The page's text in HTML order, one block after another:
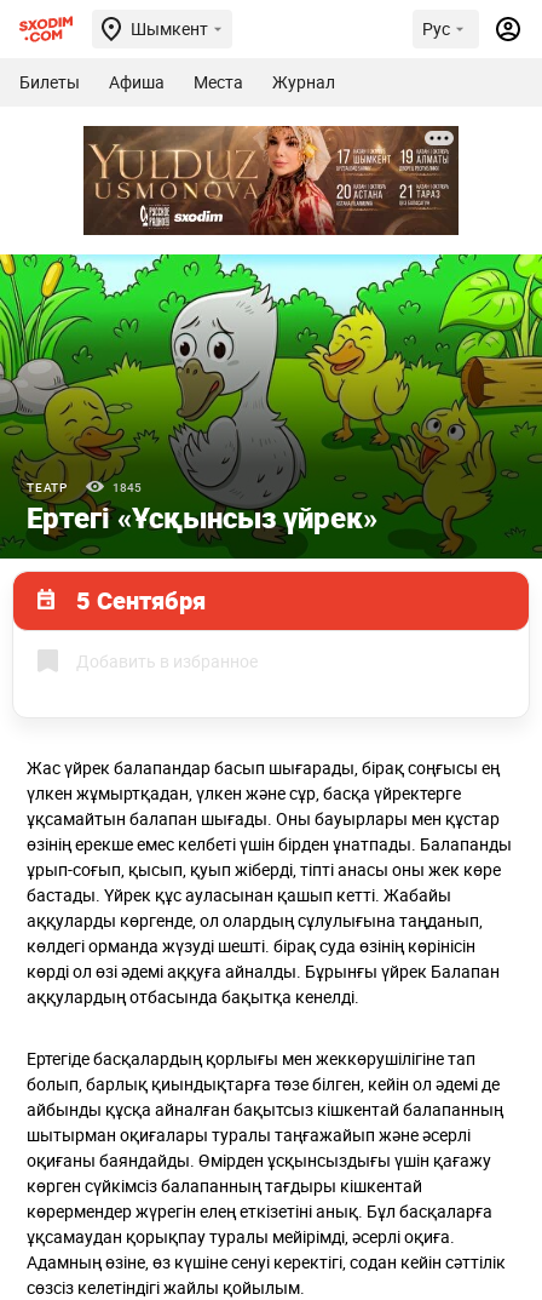
Шымкент Рус
Билеты Афиша Места Журнал
ТЕАТР 1845
Ертегі «Ұсқынсыз үйрек»
5 Сентября
Добавить в избранное
Жас үйрек балапандар басып шығарады, бірақ соңғысы ең
үлкен жұмыртқадан, үлкен және сұр, басқа үйректерге
ұқсамайтын балапан шығады. Оны бауырлары мен құстар
өзінің ерекше емес келбеті үшін бірден ұнатпады. Балапанды
ұрып-соғып, қысып, қуып жіберді, тіпті анасы оны жек көре
бастады. Үйрек құс ауласынан қашып кетті. Жабайы
аққуларды көргенде, ол олардың сұлулығына таңданып,
көлдегі орманда жүзуді шешті. бірақ суда өзінің көрінісін
көрді ол өзі әдемі аққуға айналды. Бұрынғы үйрек Балапан
аққулардың отбасында бақытқа кенелді.
Ертегіде басқалардың қорлығы мен жеккөрушілігіне тап
болып, барлық қиындықтарға төзе білген, кейін ол әдемі де
айбынды құсқа айналған бақытсыз кішкентай балапанның
шытырман оқиғалары туралы таңғажайып және әсерлі
оқиғаны баяндайды. Өмірден ұсқынсыздығы үшін қағажу
көрген сүйкімсіз балапанның тағдыры кішкентай
көрермендер жүрегін елең еткізетіні анық. Бұл басқаларға
ұқсамаудан қорықпау туралы мейірімді, әсерлі оқиға.
Адамның өзіне, өз күшіне сенуі керектігі, содан кейін сәттілік
сөзсіз келетіндігі жайлы қойылым.